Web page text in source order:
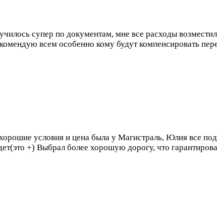
супер по документам, мне все расходы
всем особенно кому будут компенсировать
условия и цена была у Магистраль, Юлия все
+) Выбрал более хорошую дорогу, что